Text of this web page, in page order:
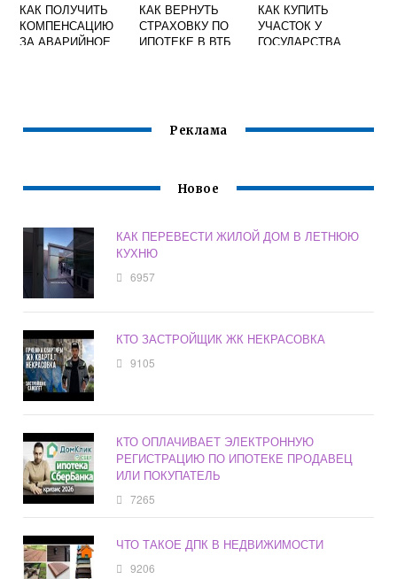
КАК ПОЛУЧИТЬ
КОМПЕНСАЦИЮ
ЗА АВАРИЙНОЕ
КАК ВЕРНУТЬ
СТРАХОВКУ ПО
ИПОТЕКЕ В ВТБ
КАК КУПИТЬ
УЧАСТОК У
ГОСУДАРСТВА
Реклама
Новое
КАК ПЕРЕВЕСТИ ЖИЛОЙ ДОМ В ЛЕТНЮЮ
КУХНЮ
6957
КТО ЗАСТРОЙЩИК ЖК НЕКРАСОВКА
9105
КТО ОПЛАЧИВАЕТ ЭЛЕКТРОННУЮ
РЕГИСТРАЦИЮ ПО ИПОТЕКЕ ПРОДАВЕЦ
ИЛИ ПОКУПАТЕЛЬ
7265
ЧТО ТАКОЕ ДПК В НЕДВИЖИМОСТИ
9206